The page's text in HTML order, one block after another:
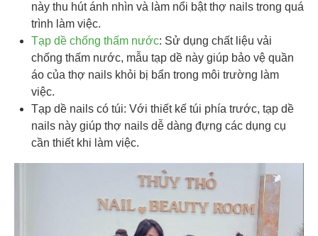
này thu hút ánh nhìn và làm nổi bật thợ nails trong quá
trình làm việc.
Tạp dề chống thấm nước: Sử dụng chất liệu vải
chống thấm nước, mẫu tạp dề này giúp bảo vệ quần
áo của thợ nails khỏi bị bẩn trong môi trường làm
việc.
Tạp dề nails có túi: Với thiết kế túi phía trước, tạp dề
nails này giúp thợ nails dễ dàng đựng các dụng cụ
cần thiết khi làm việc.